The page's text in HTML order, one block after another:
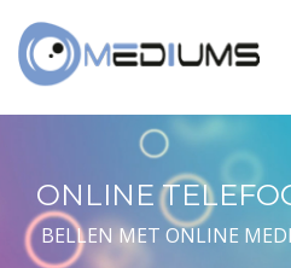
ONLINE
BELLEN MET ONLINE